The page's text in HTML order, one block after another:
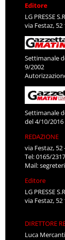
Editore
LG PRESSE
via Festaz, 52
Settimanale
9/2002
Settimanale
del 4/10/2016
REDAZIONE
via Festaz, 52
Tel: 0165/
Mail:
Editore
LG PRESSE
via Festaz, 52
DIRETTORE
Luca Mercanti